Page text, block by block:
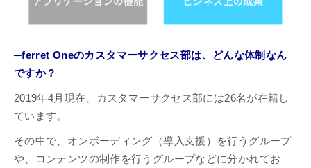
─ferret Oneのカスタマーサクセス部は、どんな体制なん
ですか？
2019年4月現在、カスタマーサクセス部には26名が在籍し
ています。
その中で、オンボーディング（導入支援）を行うグループ
や、コンテンツの制作を行うグループなどに分かれてお